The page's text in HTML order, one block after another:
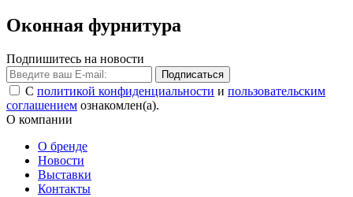
Оконная фурнитура
Подпишитесь на новости
Подписаться
С политикой конфиденциальности и пользовательским
соглашением ознакомлен(а).
О компании
О бренде
Новости
Выставки
Контакты